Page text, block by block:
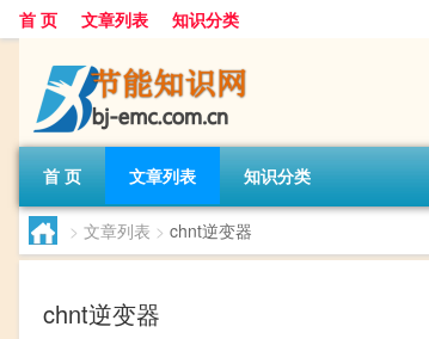
首 页 文章列表 知识分类
首 页 文章列表 知识分类
> 文章列表 > chnt逆变器
chnt逆变器